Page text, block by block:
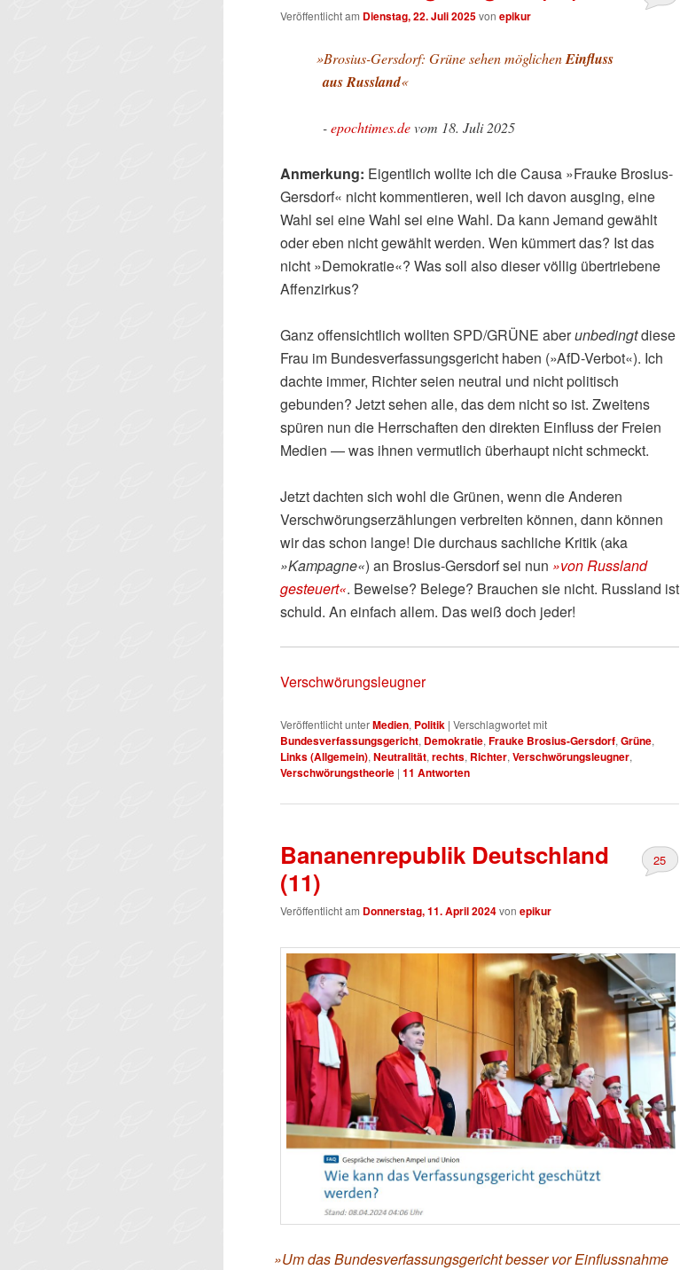
Veröffentlicht am Dienstag, 22. Juli 2025von epikur
»Brosius-Gersdorf: Grüne sehen möglichenEinfluss
aus Russland«
-epochtimes.devom 18. Juli 2025
Anmerkung: Eigentlich wollte ich die Causa »Frauke Brosius-
Gersdorf« nicht kommentieren, weil ich davon ausging, eine
Wahl sei eine Wahl sei eine Wahl. Da kann Jemand gewählt
oder eben nicht gewählt werden. Wen kümmert das? Ist das
nicht »Demokratie«? Was soll also dieser völlig übertriebene
Affenzirkus?
Ganz offensichtlich wollten SPD/GRÜNE aberunbedingtdiese
Frau im Bundesverfassungsgericht haben (»AfD-Verbot«). Ich
dachte immer, Richter seien neutral und nicht politisch
gebunden? Jetzt sehen alle, das dem nicht so ist. Zweitens
spüren nun die Herrschaften den direkten Einfluss der Freien
Medien — was ihnen vermutlich überhaupt nicht schmeckt.
Jetzt dachten sich wohl die Grünen, wenn die Anderen
Verschwörungserzählungen verbreiten können, dann können
wir das schon lange! Die durchaus sachliche Kritik (aka
»Kampagne«) an Brosius-Gersdorf sei nun »von Russland
gesteuert«. Beweise? Belege? Brauchen sie nicht. Russland ist
schuld. An einfach allem. Das weiß doch jeder!
Verschwörungsleugner
Veröffentlicht unterMedien, Politik | Verschlagwortet mit
Bundesverfassungsgericht, Demokratie, Frauke Brosius-Gersdorf, Grüne,
Links (Allgemein), Neutralität, rechts, Richter, Verschwörungsleugner,
Verschwörungstheorie | 11 Antworten
Bananenrepublik Deutschland
(11)
Veröffentlicht am Donnerstag, 11. April 2024von epikur
25
»Um das Bundesverfassungsgericht besser vor Einflussnahme